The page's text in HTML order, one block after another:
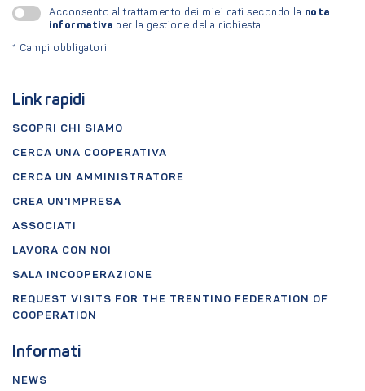
Link rapidi
SCOPRI CHI SIAMO
CERCA UNA COOPERATIVA
CERCA UN AMMINISTRATORE
CREA UN'IMPRESA
ASSOCIATI
LAVORA CON NOI
SALA INCOOPERAZIONE
REQUEST VISITS FOR THE TRENTINO FEDERATION OF
COOPERATION
Informati
NEWS
Acconsento al trattamento dei miei dati secondo la nota
informativa per la gestione della richiesta.
* Campi obbligatori